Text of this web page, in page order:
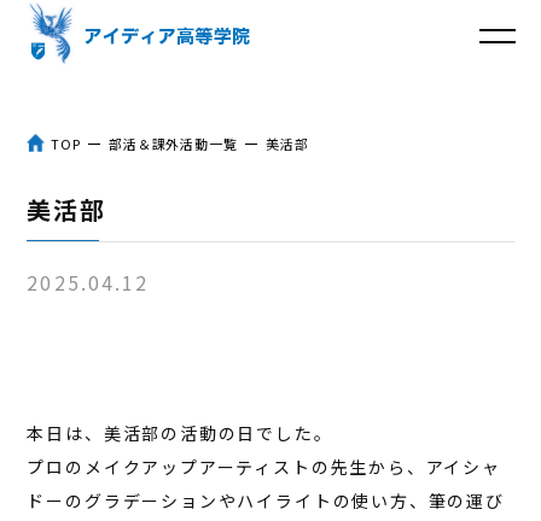
トップ
よくあるご質問
コラム
TOP 部活＆課外活動一覧 美活部
美活部
2025.04.12
本日は、美活部の活動の日でした。
プロのメイクアップアーティストの先生から、アイシャ
ドーのグラデーションやハイライトの使い方、筆の運び